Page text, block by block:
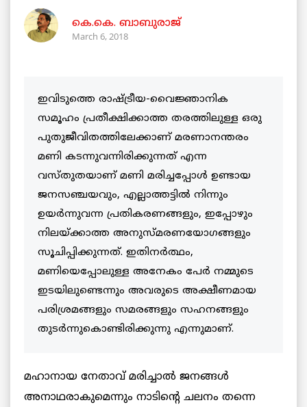
കെ.കെ. ബാബുരാജ്‌
March 6, 2018
ഇവിടുത്തെ രാഷ്ട്രീയ-വൈജ്ഞാനിക
സമൂഹം പ്രതീക്ഷിക്കാത്ത തരത്തിലുള്ള ഒരു
പുതുജീവിതത്തിലേക്കാണ് മരണാനന്തരം
മണി കടന്നുവന്നിരിക്കുന്നത് എന്ന
വസ്തുതയാണ് മണി മരിച്ചപ്പോള്‍ ഉണ്ടായ
ജനസഞ്ചയവും, എല്ലാത്തട്ടില്‍ നിന്നും
ഉയര്‍ന്നുവന്ന പ്രതികരണങ്ങളും, ഇപ്പോഴും
നിലയ്ക്കാത്ത അനുസ്മരണയോഗങ്ങളും
സൂചിപ്പിക്കുന്നത്. ഇതിനര്‍ത്ഥം,
മണിയെപ്പോലുള്ള അനേകം പേര്‍ നമ്മുടെ
ഇടയിലുണ്ടെന്നും അവരുടെ അക്ഷീണമായ
പരിശ്രമങ്ങളും സമരങ്ങളും സഹനങ്ങളും
തുടര്‍ന്നുകൊണ്ടിരിക്കുന്നു എന്നുമാണ്.
മഹാനായ നേതാവ് മരിച്ചാല്‍ ജനങ്ങള്‍
അനാഥരാകുമെന്നും നാടിന്റെ ചലനം തന്നെ